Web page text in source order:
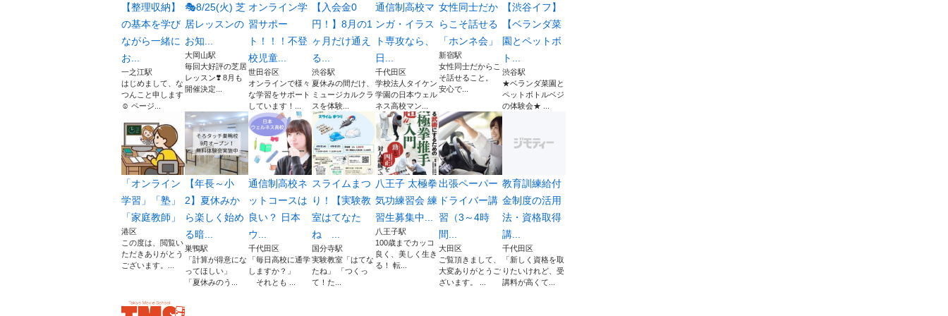
【整理収納】
の基本を学び
ながら一緒に
お...
一之江駅
はじめまして、な
つんこと申します
☺️ ページ...
🎭8/25(火) 芝
居レッスンの
お知...
大岡山駅
毎回大好評の芝居
レッスン❣️ 8月も
開催決定...
オンライン学
習サポー
ト！！！不登
校児童...
世田谷区
オンラインで様々
な学習をサポート
しています！...
【入会金0
円！】8月の1
ヶ月だけ通え
る...
渋谷駅
夏休みの間だけ、
ミュージカルクラ
スを体験...
通信制高校マ
ンガ・イラス
ト専攻なら、
日...
千代田区
学校法人タイケン
学園の日本ウェル
ネス高校マン...
女性同士だか
らこそ話せる
「ホンネ会」
新宿駅
女性同士だからこ
そ話せること。
安心で...
【渋谷イフ】
【ベランダ菜
園とペットボ
ト...
渋谷駅
★ベランダ菜園と
ペットボトルベジ
の体験会★ ...
「オンライン
学習」「塾」
「家庭教師」
港区
この度は、閲覧い
ただきありがとう
ございます。...
【年長～小
2】夏休みか
ら楽しく始め
る暗...
巣鴨駅
「計算が得意にな
ってほしい」
「夏休みのう...
通信制高校ネ
ットコースは
良い？ 日本
ウ...
千代田区
「毎日高校に通学
しますか？」
それとも ...
スライムまつ
り！【実験教
室はてなた
ね ...
国分寺駅
実験教室「はてな
たね」 「つくっ
て！た...
八王子 太極拳
気功練習会 練
習生募集中...
八王子駅
100歳までカッコ
良く、美しく生き
る！ 転...
出張ペーパー
ドライバー講
習（3～4時
間...
大田区
ご覧頂きまして、
大変ありがとうご
ざいます。 ...
教育訓練給付
金制度の活用
法・資格取得
講...
千代田区
「新しく資格を取
りたいけれど、受
講料が高くて...